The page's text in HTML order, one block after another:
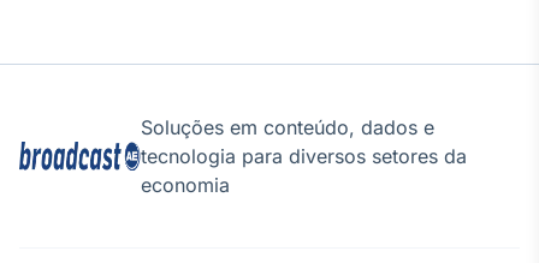
Soluções em conteúdo, dados e
tecnologia para diversos setores da
economia